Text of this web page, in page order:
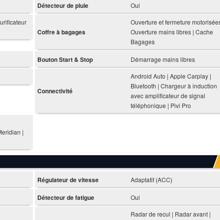
Détecteur de pluie
Oui
Coffre à bagages
Ouverture et fermeture
Ouverture mains libres | Cache
Bagages
Bouton Start & Stop Démarrage mains libres
Connectivité
Android Auto | Apple Carplay |
Bluetooth | Chargeur à induction
avec amplificateur de signal
téléphonique | Pivi Pro
|
Régulateur de vitesse Adaptatif (ACC)
Détecteur de fatigue
Oui
Radar de recul | Radar avant |